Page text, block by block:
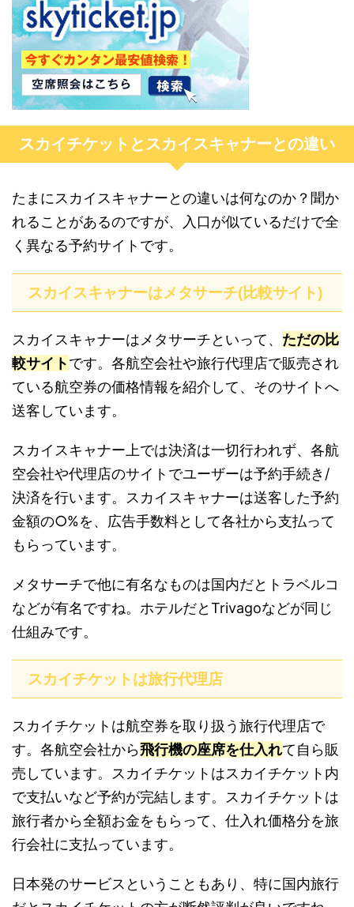
スカイチケットとスカイスキャナーとの違い
たまにスカイスキャナーとの違いは何なのか？聞か
れることがあるのですが、入口が似ているだけで全
く異なる予約サイトです。
スカイスキャナーはメタサーチ(比較サイト)
スカイスキャナーはメタサーチといって、 ただの比
較サイトです。各航空会社や旅行代理店で販売され
ている航空券の価格情報を紹介して、そのサイトへ
送客しています。
スカイスキャナー上では決済は一切行われず、各航
空会社や代理店のサイトでユーザーは予約手続き/
決済を行います。スカイスキャナーは送客した予約
金額の○%を、広告手数料として各社から支払って
もらっています。
メタサーチで他に有名なものは国内だとトラベルコ
などが有名ですね。ホテルだとTrivagoなどが同じ
仕組みです。
スカイチケットは旅行代理店
スカイチケットは航空券を取り扱う旅行代理店で
す。各航空会社から飛行機の座席を仕入れて自ら販
売しています。スカイチケットはスカイチケット内
で支払いなど予約が完結します。スカイチケットは
旅行者から全額お金をもらって、仕入れ価格分を旅
行会社に支払っています。
日本発のサービスということもあり、特に国内旅行